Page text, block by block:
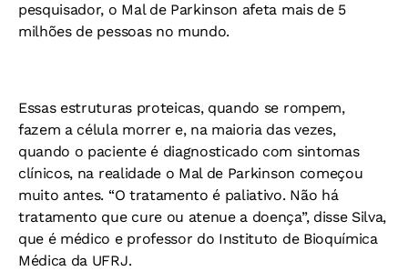
pesquisador, o Mal de Parkinson afeta mais de 5
milhões de pessoas no mundo.
Essas estruturas proteicas, quando se rompem,
fazem a célula morrer e, na maioria das vezes,
quando o paciente é diagnosticado com sintomas
clínicos, na realidade o Mal de Parkinson começou
muito antes. “O tratamento é paliativo. Não há
tratamento que cure ou atenue a doença”, disse Silva,
que é médico e professor do Instituto de Bioquímica
Médica da UFRJ.